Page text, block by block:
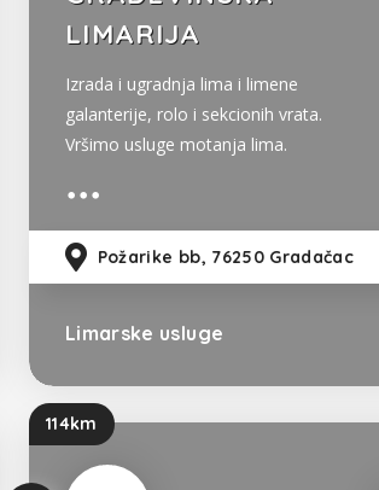
LIMARIJA
Izrada i ugradnja lima i limene
galanterije, rolo i sekcionih vrata.
Vršimo usluge motanja lima.
Požarike bb, 76250 Gradačac
Limarske usluge
114km